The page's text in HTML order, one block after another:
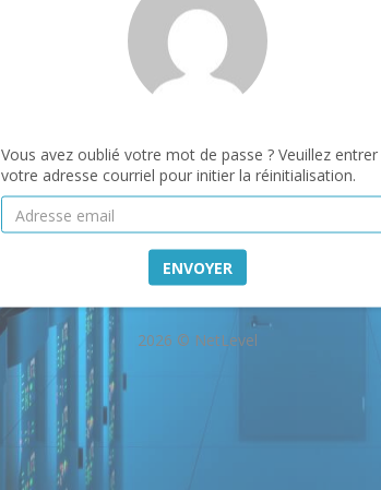
Vous avez oublié votre mot de passe ? Veuillez entrer
votre adresse courriel pour initier la réinitialisation.
ENVOYER
2026 © NetLevel